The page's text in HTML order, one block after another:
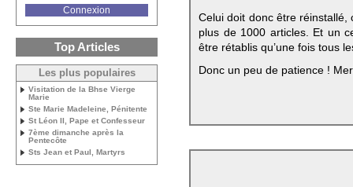
Celui doit donc être
plus de 1000 articles. Et un
être rétablis qu’une fois tous
Donc un peu de patience !
Connexion
Top Articles
Les plus populaires
Visitation de la Bhse Vierge
Marie
Ste Marie Madeleine, Pénitente
St Léon II, Pape et Confesseur
7ème dimanche après la
Pentecôte
Sts Jean et Paul, Martyrs